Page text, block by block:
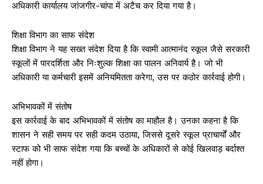
अधिकारी कार्यालय जांजगीर-चांपा में अटैच कर दिया गया है।
शिक्षा विभाग का साफ संदेश
शिक्षा विभाग ने यह सख्त संदेश दिया है कि स्वामी आत्मानंद स्कूल जैसे सरकारी
स्कूलों में पारदर्शिता और निःशुल्क शिक्षा का पालन अनिवार्य है। जो भी
अधिकारी या कर्मचारी इसमें अनियमितता करेगा, उस पर कठोर कार्रवाई होगी।
अभिभावकों में संतोष
इस कार्रवाई के बाद अभिभावकों में संतोष का माहौल है। उनका कहना है कि
शासन ने सही समय पर सही कदम उठाया, जिससे दूसरे स्कूल प्राचार्यों और
स्टाफ को भी साफ संदेश गया कि बच्चों के अधिकारों से कोई खिलवाड़ बर्दाश्त
नहीं होगा।